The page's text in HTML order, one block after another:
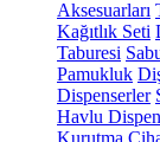
Aksesuarları
Kağıtlık Seti
Taburesi
Pamukluk
Dispenserler
Havlu
Kurutma